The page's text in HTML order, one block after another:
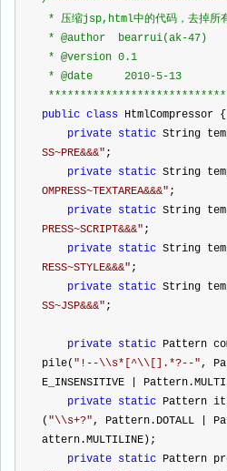
* 压缩jsp,html中的代码，去掉所
* @author  bearrui(ak-47)
* @version 0.1
* @date     2010-5-13
public class HtmlCompressor {
private static String
SS~PRE&&&" ;
private static String
OMPRESS~TEXTAREA&&&" ;
private static String
PRESS~SCRIPT&&&" ;
private static String
RESS~STYLE&&&" ;
private static String
SS~JSP&&&" ;
private static Pattern
pile( " !--\\s*[^\\[].*?--",
E_INSENSITIVE
private static Pattern
( "\\s+?", Pattern.DOTALL
attern.MULTILINE);
private static Pattern